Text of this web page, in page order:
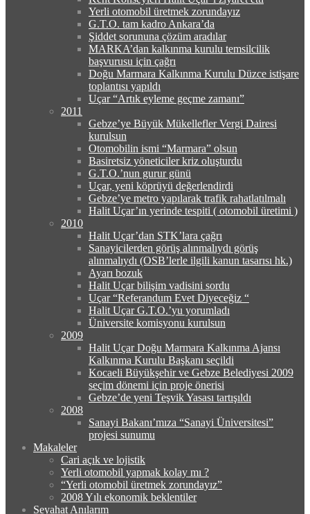
Yerli otomobil üretmek zorundayız
G.T.O. tam kadro Ankara’da
Şiddet sorununa çözüm aradılar
MARKA’dan kalkınma kurulu temsilcilik
başvurusu için çağrı
Doğu Marmara Kalkınma Kurulu Düzce istişare
toplantısı yapıldı
Uçar “Artık eyleme geçme zamanı”
2011
Gebze’ye Büyük Mükellefler Vergi Dairesi
kurulsun
Otomobilin ismi “Marmara” olsun
Basiretsiz yöneticiler kriz oluşturdu
G.T.O.’nun gurur günü
Uçar, yeni köprüyü değerlendirdi
Gebze’ye metro yapılarak trafik rahatlatılmalı
Halit Uçar’ın yerinde tespiti ( otomobil üretimi )
2010
Halit Uçar’dan STK’lara çağrı
Sanayicilerden görüş alınmalıydı görüş
alınmalıydı (OSB’lerle ilgili kanun tasarısı hk.)
Ayarı bozuk
Halit Uçar bilişim vadisini sordu
Uçar “Referandum Evet Diyeceğiz “
Halit Uçar G.T.O.’yu yorumladı
Üniversite komisyonu kurulsun
2009
Halit Uçar Doğu Marmara Kalkınma Ajansı
Kalkınma Kurulu Başkanı seçildi
Kocaeli Büyükşehir ve Gebze Belediyesi 2009
seçim dönemi için proje önerisi
Gebze’de yeni Teşvik Yasası tartışıldı
2008
Sanayi Bakanı’mıza “Sanayi Üniversitesi”
projesi sunumu
Makaleler
Cari açık ve lojistik
Yerli otomobil yapmak kolay mı ?
“Yerli otomobil üretmek zorundayız”
2008 Yılı ekonomik beklentiler
Seyahat Anılarım